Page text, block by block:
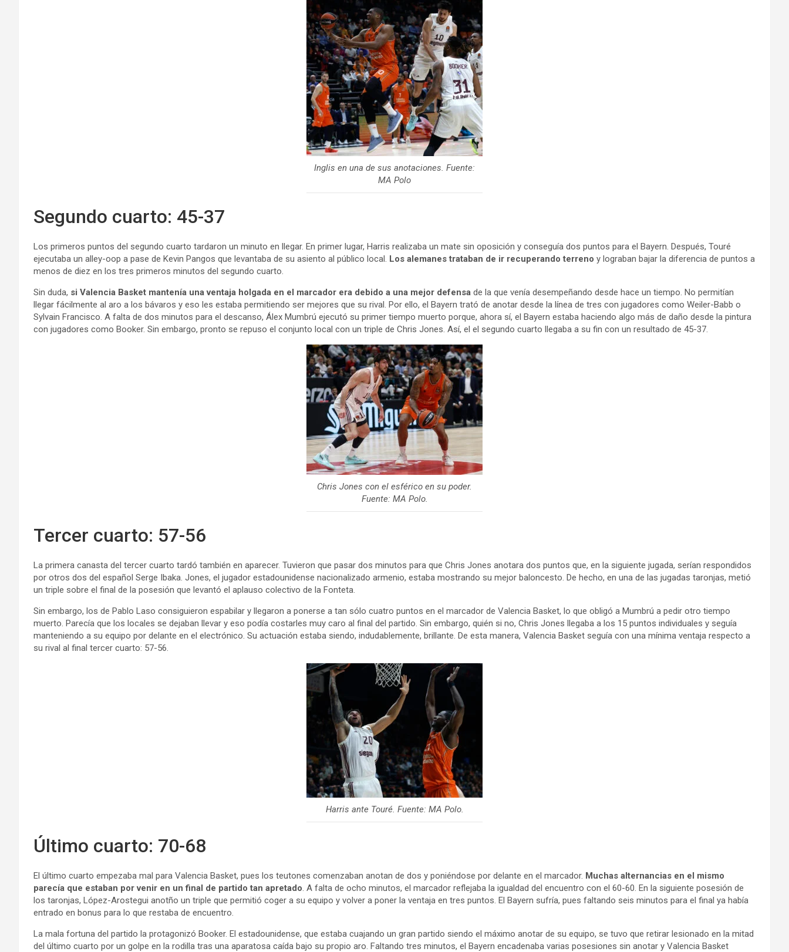
Inglis en una de sus anotaciones. Fuente:
MA Polo
Segundo cuarto: 45-37
Los primeros puntos del segundo cuarto tardaron un minuto en llegar. En primer lugar, Harris realizaba un mate sin oposición y conseguía dos puntos para el Bayern. Después, Touré
ejecutaba un alley-oop a pase de Kevin Pangos que levantaba de su asiento al público local. Los alemanes trataban de ir recuperando terreno y lograban bajar la diferencia de puntos a
menos de diez en los tres primeros minutos del segundo cuarto.
Sin duda, si Valencia Basket mantenía una ventaja holgada en el marcador era debido a una mejor defensa de la que venía desempeñando desde hace un tiempo. No permitían
llegar fácilmente al aro a los bávaros y eso les estaba permitiendo ser mejores que su rival. Por ello, el Bayern trató de anotar desde la línea de tres con jugadores como Weiler-Babb o
Sylvain Francisco. A falta de dos minutos para el descanso, Álex Mumbrú ejecutó su primer tiempo muerto porque, ahora sí, el Bayern estaba haciendo algo más de daño desde la pintura
con jugadores como Booker. Sin embargo, pronto se repuso el conjunto local con un triple de Chris Jones. Así, el el segundo cuarto llegaba a su fin con un resultado de 45-37.
Chris Jones con el esférico en su poder.
Fuente: MA Polo.
Tercer cuarto: 57-56
La primera canasta del tercer cuarto tardó también en aparecer. Tuvieron que pasar dos minutos para que Chris Jones anotara dos puntos que, en la siguiente jugada, serían respondidos
por otros dos del español Serge Ibaka. Jones, el jugador estadounidense nacionalizado armenio, estaba mostrando su mejor baloncesto. De hecho, en una de las jugadas taronjas, metió
un triple sobre el final de la posesión que levantó el aplauso colectivo de la Fonteta.
Sin embargo, los de Pablo Laso consiguieron espabilar y llegaron a ponerse a tan sólo cuatro puntos en el marcador de Valencia Basket, lo que obligó a Mumbrú a pedir otro tiempo
muerto. Parecía que los locales se dejaban llevar y eso podía costarles muy caro al final del partido. Sin embargo, quién si no, Chris Jones llegaba a los 15 puntos individuales y seguía
manteniendo a su equipo por delante en el electrónico. Su actuación estaba siendo, indudablemente, brillante. De esta manera, Valencia Basket seguía con una mínima ventaja respecto a
su rival al final tercer cuarto: 57-56.
Harris ante Touré. Fuente: MA Polo.
Último cuarto: 70-68
El último cuarto empezaba mal para Valencia Basket, pues los teutones comenzaban anotan de dos y poniéndose por delante en el marcador. Muchas alternancias en el mismo
parecía que estaban por venir en un final de partido tan apretado. A falta de ocho minutos, el marcador reflejaba la igualdad del encuentro con el 60-60. En la siguiente posesión de
los taronjas, López-Arostegui anotño un triple que permitió coger a su equipo y volver a poner la ventaja en tres puntos. El Bayern sufría, pues faltando seis minutos para el final ya había
entrado en bonus para lo que restaba de encuentro.
La mala fortuna del partido la protagonizó Booker. El estadounidense, que estaba cuajando un gran partido siendo el máximo anotar de su equipo, se tuvo que retirar lesionado en la mitad
del último cuarto por un golpe en la rodilla tras una aparatosa caída bajo su propio aro. Faltando tres minutos, el Bayern encadenaba varias posesiones sin anotar y Valencia Basket